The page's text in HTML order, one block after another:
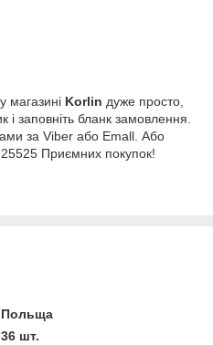
магазині Korlin дуже просто,
і заповніть бланк замовлення.
за Viber або Emall. Або
Приємних покупок!
Польща
36 шт.